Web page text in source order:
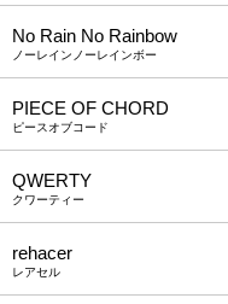
No Rain No Rainbow
ノーレインノーレインボー
PIECE OF CHORD
ピースオブコード
QWERTY
クワーティー
rehacer
レアセル